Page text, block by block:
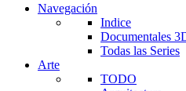
Navegación
Indice
Documentales
Todas las Series
Arte
TODO